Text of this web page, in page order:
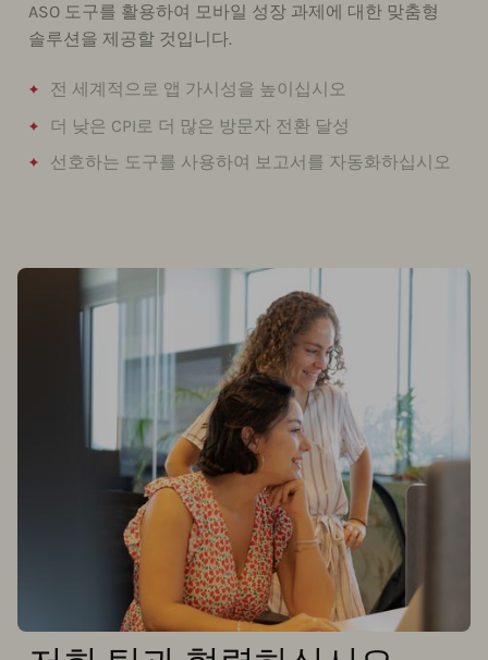
ASO 도구를 활용하여 모바일 성장 과제에 대한 맞춤형
솔루션을 제공할 것입니다.
전 세계적으로 앱 가시성을 높이십시오
더 낮은 CPI로 더 많은 방문자 전환 달성
선호하는 도구를 사용하여 보고서를 자동화하십시오